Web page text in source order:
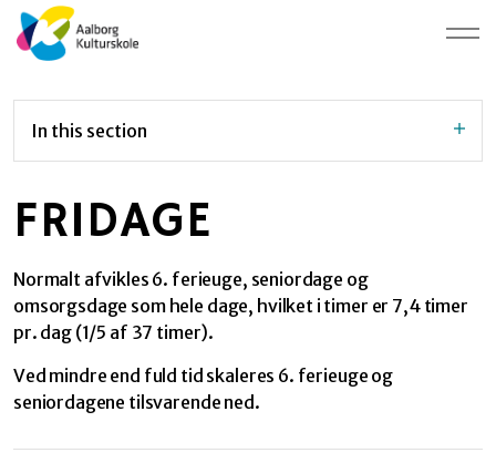
In this section
FRIDAGE
Normalt afvikles 6. ferieuge, seniordage og
omsorgsdage som hele dage, hvilket i timer er 7,4 timer
pr. dag (1/5 af 37 timer).
Ved mindre end fuld tid skaleres 6. ferieuge og
seniordagene tilsvarende ned.